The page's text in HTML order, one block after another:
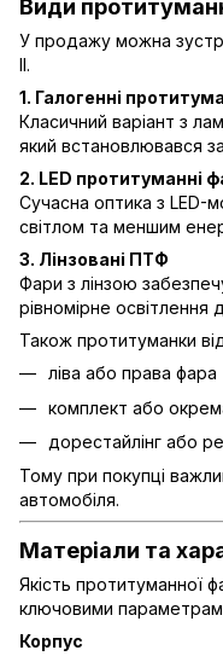
Види
У продажу можна
II.
1. Галогенні
Класичний варіант з
який встановлювався
2. LED протитуманні
Сучасна оптика з LED-
світлом та меншим
3. Лінзовані ПТФ
Фари з лінзою
рівномірне освітлення
Також протитуманки
ліва або права фара
комплект або
дорестайлінг або
Тому при покупці
автомобіля.
Матеріали та
Якість протитуманної
ключовими
Корпус